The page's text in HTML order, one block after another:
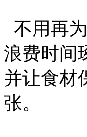
不用再
浪费时间
并让食材
张。